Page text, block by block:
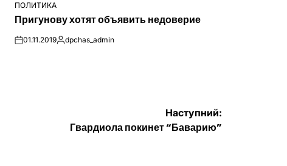
ОПУБЛІКУВАТИ
ПОЛИТИКА
Пригунову хотят объявить недоверие
on01.11.2019Опубліковано
dpchas_admin
Наступний:
Гвардиола покинет “Баварию”